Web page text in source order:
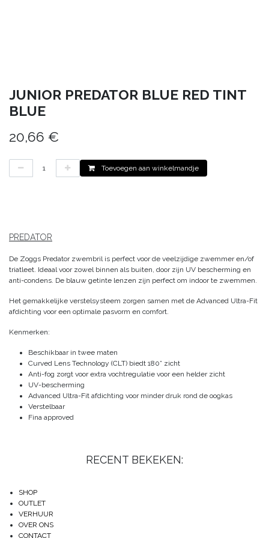
JUNIOR PREDATOR BLUE RED TINT
BLUE
20,66 €
Toevoegen aan winkelmandje
PREDATOR
De Zoggs Predator zwembril is perfect voor de veelzijdige zwemmer en/of
triatleet. Ideaal voor zowel binnen als buiten, door zijn UV bescherming en
anti-condens. De blauw getinte lenzen zijn perfect om indoor te zwemmen.
Het gemakkelijke verstelsysteem zorgen samen met de Advanced Ultra-Fit
afdichting voor een optimale pasvorm en comfort.
Kenmerken:
Beschikbaar in twee maten
Curved Lens Technology (CLT) biedt 180° zicht
Anti-fog zorgt voor extra vochtregulatie voor een helder zicht
UV-bescherming
Advanced Ultra-Fit afdichting voor minder druk rond de oogkas
Verstelbaar
Fina approved
RECENT BEKEKEN:
SHOP
OUTLET
VERHUUR
OVER ONS
CONTACT